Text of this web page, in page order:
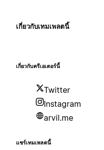
เกี่ยวกับเทมเพลตนี้
เกี่ยวกับครีเอเตอร์นี้
Twitter
Instagram
arvil.me
แชร์เทมเพลตนี้